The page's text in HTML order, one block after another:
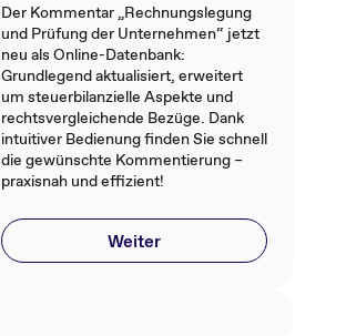
Der Kommentar „Rechnungslegung
und Prüfung der Unternehmen“ jetzt
neu als Online-Datenbank:
Grundlegend aktualisiert, erweitert
um steuerbilanzielle Aspekte und
rechtsvergleichende Bezüge. Dank
intuitiver Bedienung finden Sie schnell
die gewünschte Kommentierung –
praxisnah und effizient!
Weiter